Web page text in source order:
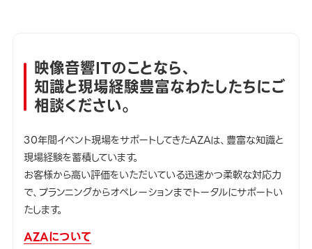
映像音響ITのことなら、
知識と現場経験豊富なわたしたちにご
相談ください。
30年間イベント現場をサポートしてきたAZAは、豊富な知識と
現場経験を蓄積しています。
お客様から高い評価をいただいている迅速かつ柔軟な対応力
で、プランニングからオペレーションまでトータルにサポートい
たします。
AZAについて